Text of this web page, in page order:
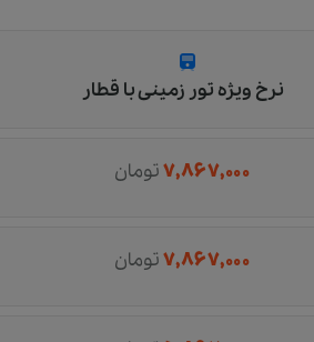
نرخ ویژه تور زمینی با قطار
۷,۸۶۷,۰۰۰تومان
۷,۸۶۷,۰۰۰تومان